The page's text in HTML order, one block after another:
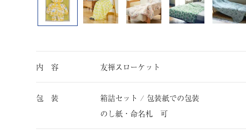
内 容 友禅スローケット
包 装
箱詰セット / 包装紙での包装
のし紙・命名札 可